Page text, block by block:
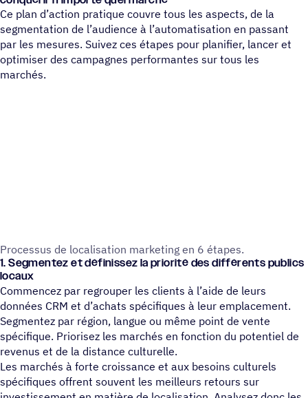
Ce plan d’action pratique couvre tous les aspects, de la
segmentation de l’audience à l’automatisation en passant
par les mesures. Suivez ces étapes pour planifier, lancer et
optimiser des campagnes performantes sur tous les
marchés.
Proces­sus de loca­li­sa­tion marke­ting en 6 étapes.
1. Segmen­tez et défi­nis­sez la prio­rité des diffé­rents publics
locaux
Commencez par regrouper les clients à l’aide de leurs
données CRM et d’achats spécifiques à leur emplacement.
Segmentez par région, langue ou même point de vente
spécifique. Priorisez les marchés en fonction du potentiel de
revenus et de la distance culturelle.
Les marchés à forte croissance et aux besoins culturels
spécifiques offrent souvent les meilleurs retours sur